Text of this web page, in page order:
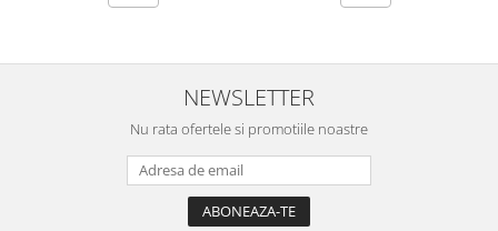
NEWSLETTER
Nu rata ofertele si promotiile noastre